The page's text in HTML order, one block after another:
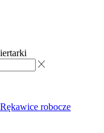
Rękawice robocze